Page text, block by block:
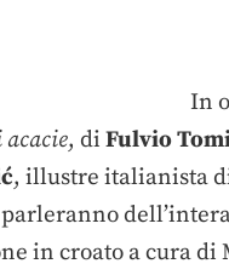
In
acacie, di Fulvio
, illustre italianista
in croato a cura di